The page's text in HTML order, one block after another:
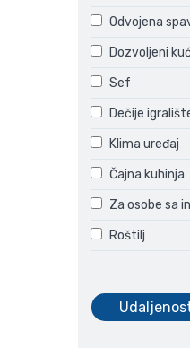
Odvojena
Dozvoljeni
Sef
Dečije
Klima uređaj
Čajna kuhinja
Za osobe sa
Roštilj